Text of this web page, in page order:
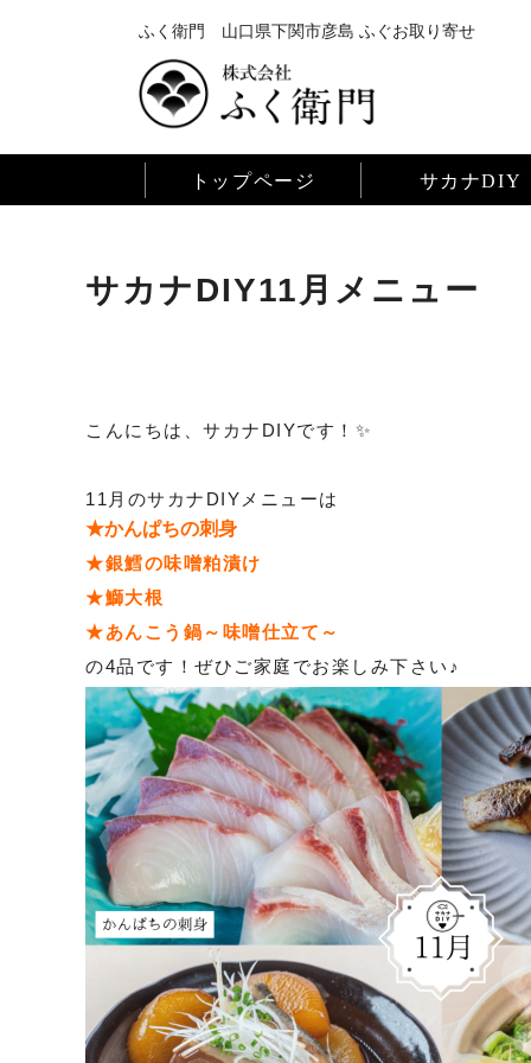
ふく衛門 山口県下関市彦島 ふぐお取り寄せ
トップページ サカナDIY
サカナDIY11月メニュー
こんにちは、サカナDIYです！✨
11月のサカナDIYメニューは
★かんぱちの刺身
★銀鱈の味噌粕漬け
★鰤大根
★あんこう鍋～味噌仕立て～
の4品です！ぜひご家庭でお楽しみ下さい♪